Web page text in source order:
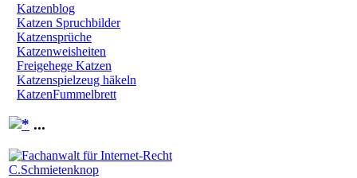
Katzenblog
Katzen Spruchbilder
Katzensprüche
Katzenweisheiten
Freigehege Katzen
Katzenspielzeug häkeln
KatzenFummelbrett
...